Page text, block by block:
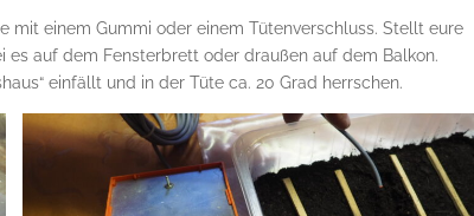
mit einem Gummi oder einem Tütenverschluss. Stellt eure
auf dem Fensterbrett oder draußen auf dem Balkon.
einfällt und in der Tüte ca. 20 Grad herrschen.